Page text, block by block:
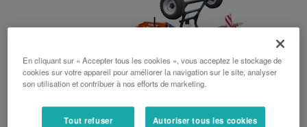
En cliquant sur « Accepter tous les cookies », vous acceptez le stockage de
cookies sur votre appareil pour améliorer la navigation sur le site, analyser
son utilisation et contribuer à nos efforts de marketing.
Tout refuser Autoriser tous les cookies